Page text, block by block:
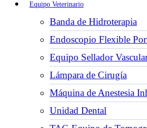
Equipo Veterinario
Banda de Hidroterapia
Endoscopio Flexible
Equipo Sellador
Lámpara de Cirugía
Máquina de Anestesia
Unidad Dental